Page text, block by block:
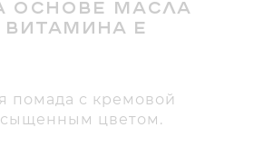
ОСНОВЕ МАСЛА
Е
помада с кремовой
цветом.